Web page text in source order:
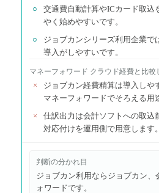
○
交通費自動計算やICカード取込
やく始めやすいです。
○
ジョブカンシリーズ利用企業で
導入がしやすいです。
マネーフォワード クラウド経費と比較
×
ジョブカン経費精算は導入しや
マネーフォワードでそろえる用
×
仕訳出力は会計ソフトへの取込
対応付けを運用側で用意します。
判断の分かれ目
ジョブカン利用ならジョブカン、
ォワードです。